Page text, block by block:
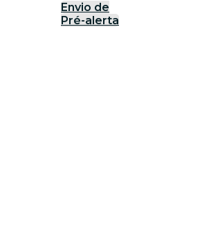
Envio de
Pré-alerta